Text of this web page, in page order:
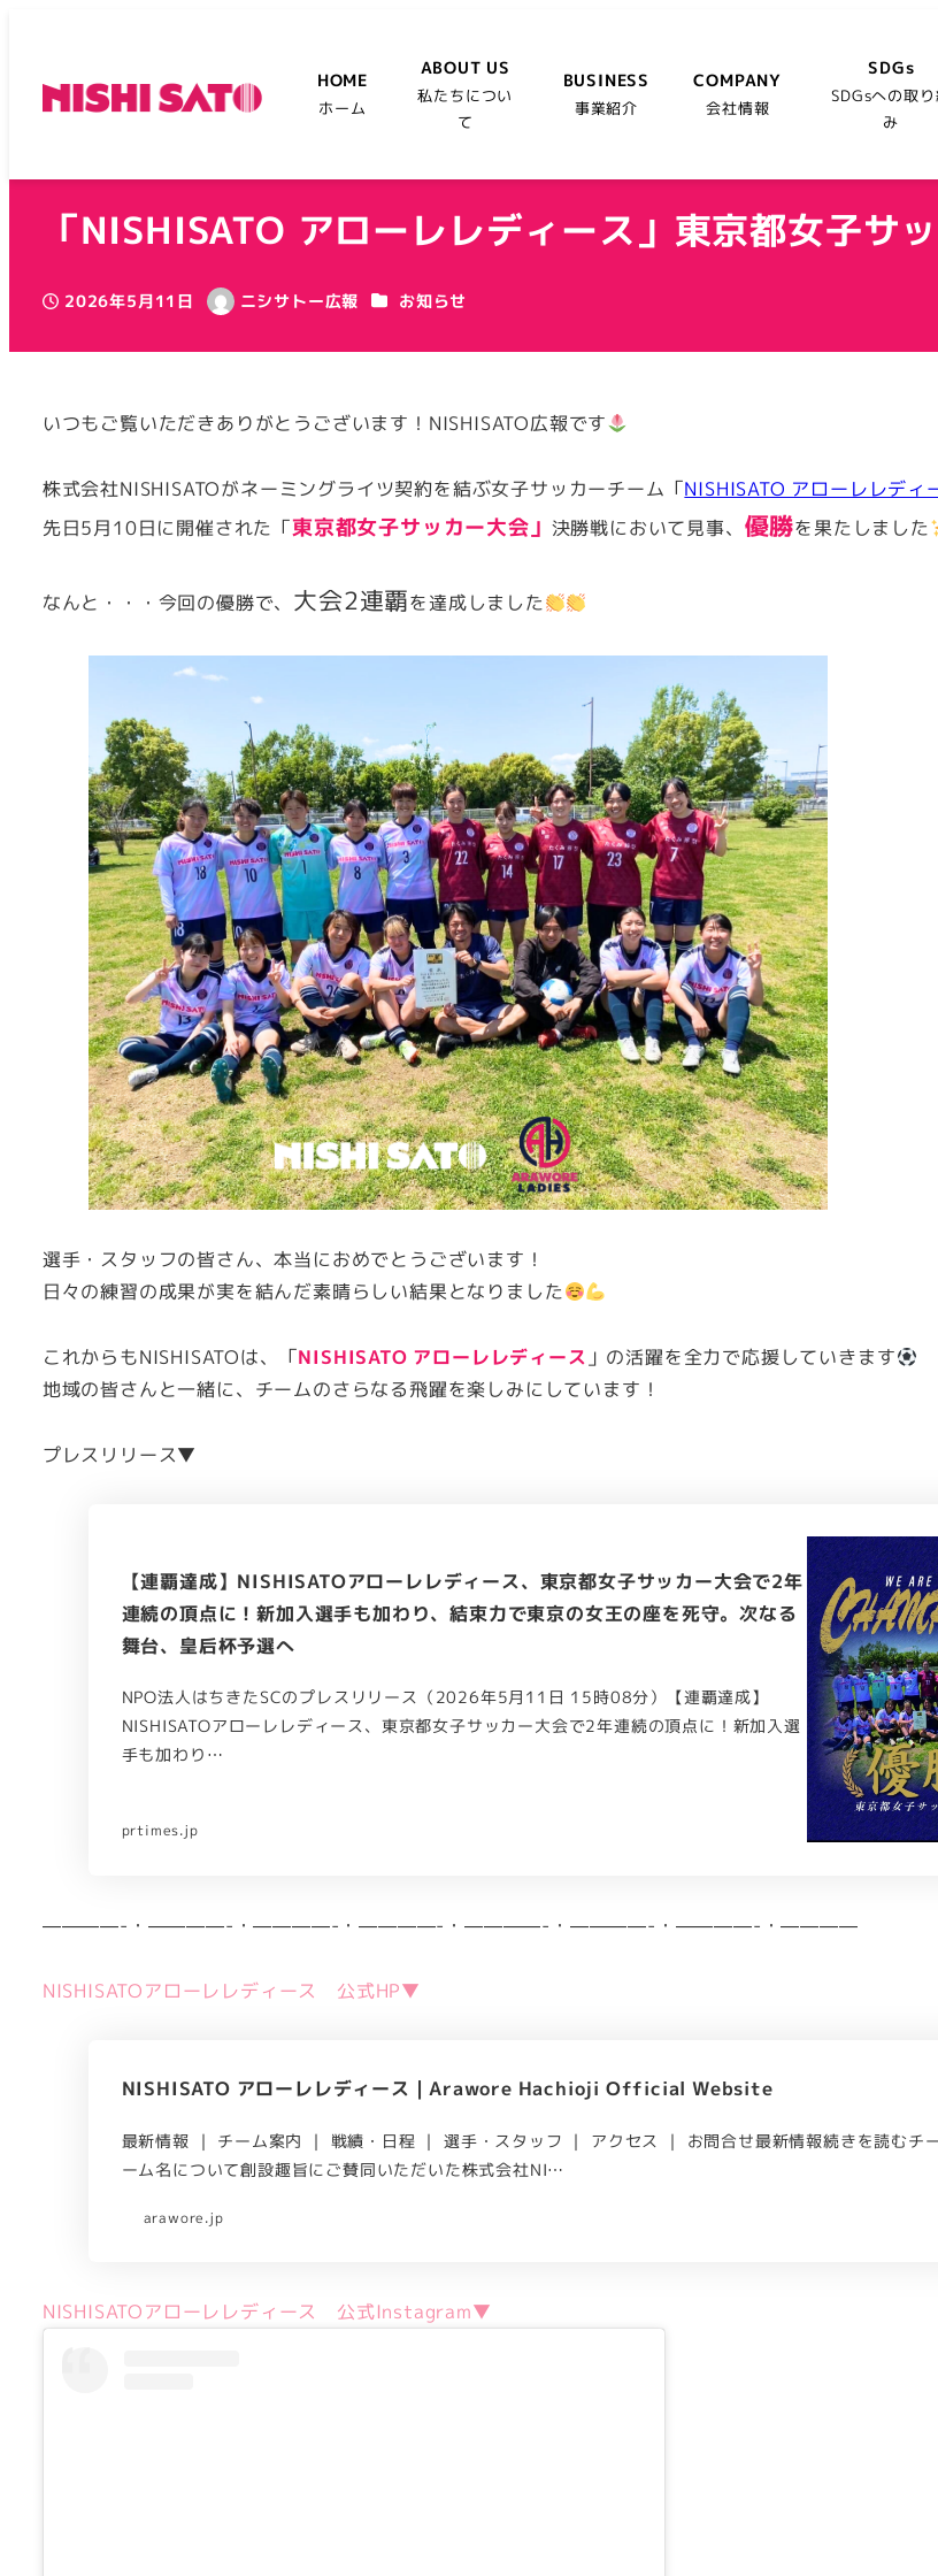
HOME
ホーム
ABOUT US
私たちについ
て
BUSINESS
事業紹介
COMPANY
会社情報
SDGs
SDGsへの取り
み
「NISHISATO アローレレディース」東京都女子サ
投稿日
2026年5月11日
著
ニシサトー広報 カテゴリー
お知らせ
いつもご覧いただきありがとうございます！NISHISATO広報です
株式会社NISHISATOがネーミングライツ契約を結ぶ女子サッカーチーム「NISHISATO アローレレディ
先日5月10日に開催された「東京都女子サッカー大会」 決勝戦において見事、 優勝を果たしました
なんと・・・今回の優勝で、 大会2連覇を達成しました
選手・スタッフの皆さん、本当におめでとうございます！
日々の練習の成果が実を結んだ素晴らしい結果となりました
これからもNISHISATOは、「NISHISATO アローレレディース 」の活躍を全力で応援していきます
地域の皆さんと一緒に、チームのさらなる飛躍を楽しみにしています！
プレスリリース▼
【連覇達成】NISHISATOアローレレディース、東京都女子サッカー大会で2年
連続の頂点に！新加入選手も加わり、結束力で東京の女王の座を死守。次なる
舞台、皇后杯予選へ
NPO法人はちきたSCのプレスリリース（2026年5月11日 15時08分）【連覇達成】
NISHISATOアローレレディース、東京都女子サッカー大会で2年連続の頂点に！新加入選
手も加わり…
prtimes.jp
————-・————-・————-・————-・————-・————-・————-・————
NISHISATOアローレレディース 公式HP▼
NISHISATO アローレレディース | Arawore Hachioji Official Website
最新情報 ｜ チーム案内 ｜ 戦績・日程 ｜ 選手・スタッフ ｜ アクセス ｜ お問合せ最新情報続きを読むチ
ーム名について創設趣旨にご賛同いただいた株式会社NI…
arawore.jp
NISHISATOアローレレディース 公式Instagram▼